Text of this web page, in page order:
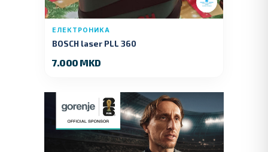
ЕЛЕКТРОНИКА
BOSCH laser PLL 360
7.000 MKD